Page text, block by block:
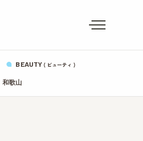
BEAUTY ( ビューティ )
和歌山